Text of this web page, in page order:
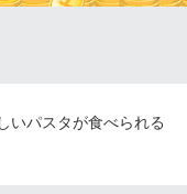
いパスタが食べられる